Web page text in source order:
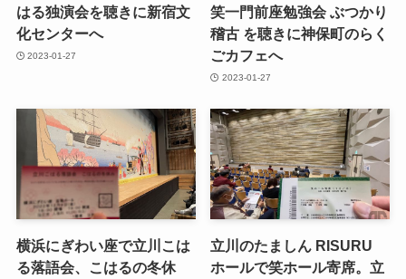
はる独演会を聴きに新宿文
化センターへ
2023-01-27
笑一門前座勉強会 ぶつかり
稽古 を聴きに神保町のらく
ごカフェへ
2023-01-27
横浜にぎわい座で立川こは
る落語会、こはるの冬休
立川のたましん RISURU
ホールで笑ホール寄席。立